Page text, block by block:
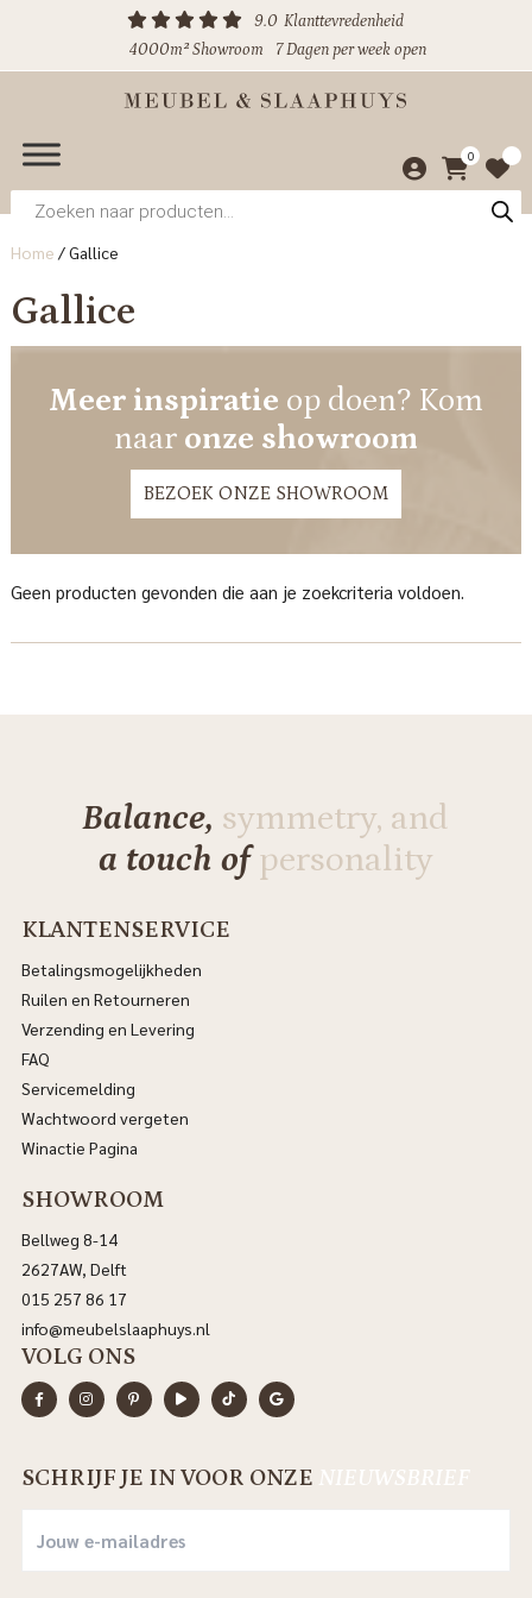
9.0 Klanttevredenheid
4000m² Showroom
7 Dagen per week open
0
Producten
zoeken
Home /Gallice
Gallice
Meer inspiratie op doen? Kom
naar onze showroom
BEZOEK ONZE SHOWROOM
Geen producten gevonden die aan je zoekcriteria voldoen.
Balance, symmetry, and
a touch ofpersonality
KLANTENSERVICE
Betalingsmogelijkheden
Ruilen en Retourneren
Verzending en Levering
FAQ
Servicemelding
Wachtwoord vergeten
Winactie Pagina
SHOWROOM
Bellweg 8-14
2627AW, Delft
015 257 86 17
info@meubelslaaphuys.nl
VOLG ONS
SCHRIJF JE IN VOOR ONZE NIEUWSBRIEF